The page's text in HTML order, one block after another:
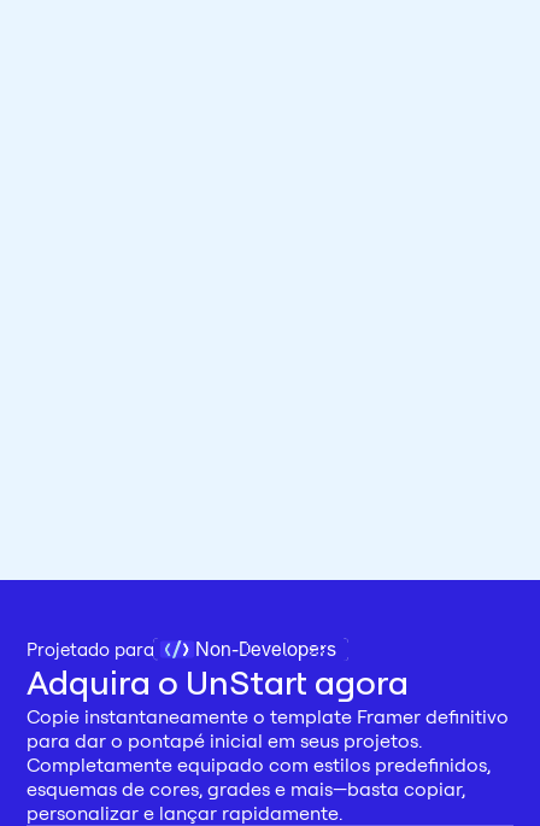
Projetado para Non-Developers
Adquira o UnStart agora
Copie instantaneamente o template Framer definitivo
para dar o pontapé inicial em seus projetos.
Completamente equipado com estilos predefinidos,
esquemas de cores, grades e mais—basta copiar,
personalizar e lançar rapidamente.